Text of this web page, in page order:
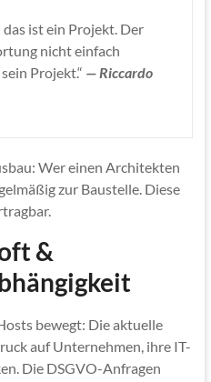
ist ein Projekt. Der
nicht einfach
Projekt.“ — Riccardo
Wer einen Architekten
zur Baustelle. Diese
&
bewegt: Die aktuelle
auf Unternehmen, ihre IT-
Die DSGVO-Anfragen